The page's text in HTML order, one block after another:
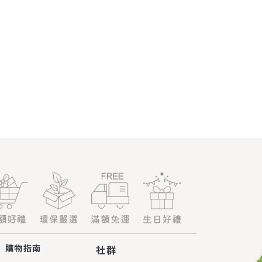
購物指南 社群